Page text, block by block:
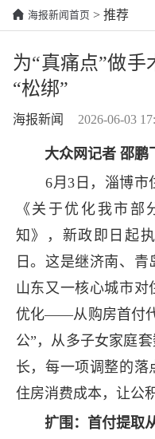
海报新闻首页 > 推荐
为“真痛点”做
“松绑”
海报新闻 2026-06-03
大众网记者 邵鹏
6月3日，淄博市
《关于优化我市
知》，新政即日起
日。这是继济南、青
山东又一核心城市对
优化——从购房首付
公”，从多子女家庭
长，每一项调整的落
住房消费成本，让公
扩围：首付提取